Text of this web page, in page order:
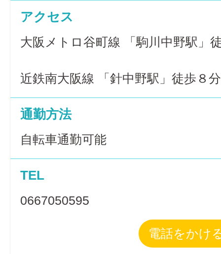
アクセス
大阪メトロ谷町線 「駒川中野駅」
近鉄南大阪線 「針中野駅」徒歩８分
通勤方法
自転車通勤可能
TEL
0667050595
電話をかけ